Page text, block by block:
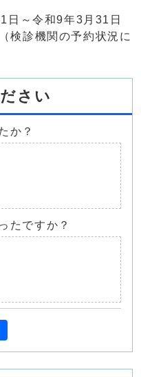
～令和9年3月31日
診機関の予約状況に
さい
か？
たですか？